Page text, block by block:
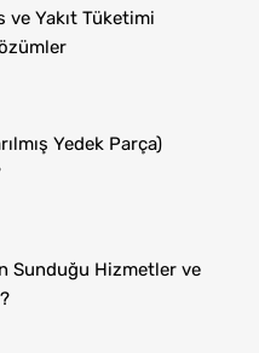
ve Yakıt Tüketimi
Yedek Parça)
Sunduğu Hizmetler ve